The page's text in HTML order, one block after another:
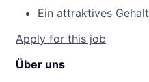
Ein attraktives
Apply for this job
Über uns